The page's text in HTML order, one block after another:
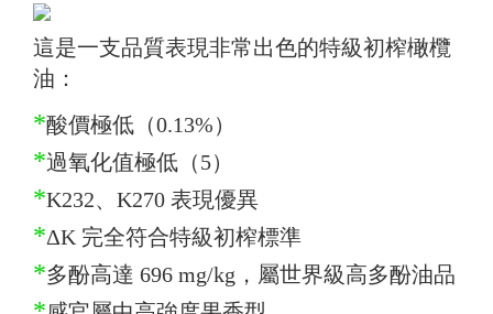
這是一支品質表現非常出色的特級初榨橄欖
油：
*酸價極低（0.13%）
*過氧化值極低（5）
*K232、K270 表現優異
*ΔK 完全符合特級初榨標準
*多酚高達 696 mg/kg，屬世界級高多酚油品